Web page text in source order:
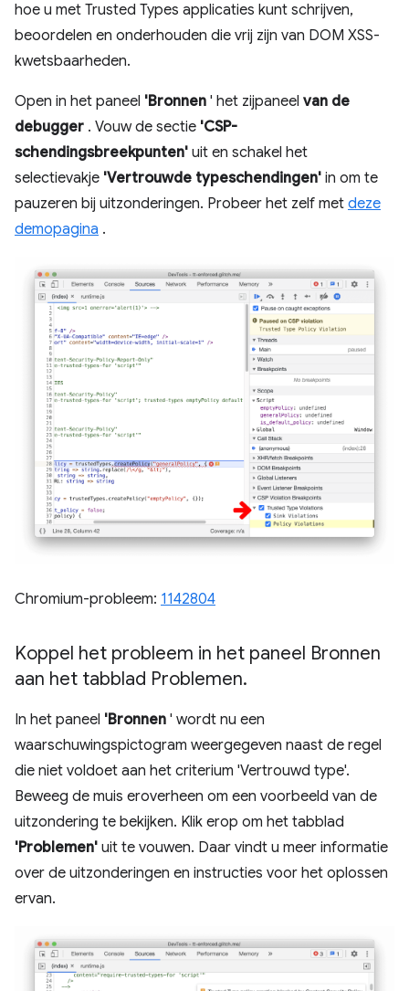
hoe u met Trusted Types applicaties kunt schrijven,
beoordelen en onderhouden die vrij zijn van DOM XSS-
kwetsbaarheden.
Open in het paneel 'Bronnen ' het zijpaneel van de
debugger . Vouw de sectie 'CSP-
schendingsbreekpunten' uit en schakel het
selectievakje 'Vertrouwde typeschendingen' in om te
pauzeren bij uitzonderingen. Probeer het zelf met deze
demopagina .
Chromium-probleem: 1142804
Koppel het probleem in het paneel Bronnen
aan het tabblad Problemen.
In het paneel 'Bronnen ' wordt nu een
waarschuwingspictogram weergegeven naast de regel
die niet voldoet aan het criterium 'Vertrouwd type'.
Beweeg de muis eroverheen om een ​​voorbeeld van de
uitzondering te bekijken. Klik erop om het tabblad
'Problemen' uit te vouwen. Daar vindt u meer informatie
over de uitzonderingen en instructies voor het oplossen
ervan.